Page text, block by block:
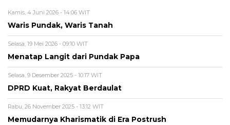
Kamis, 4 Juni 2026 - 14:06 WIT
Waris Pundak, Waris Tanah
Selasa, 19 Mei 2026 - 09:10 WIT
Menatap Langit dari Pundak Papa
Selasa, 9 Desember 2025 - 10:17 WIT
DPRD Kuat, Rakyat Berdaulat
Rabu, 26 November 2025 - 13:12 WIT
Memudarnya Kharismatik di Era Postrush